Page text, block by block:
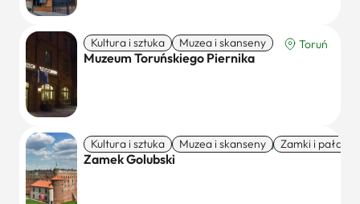
Kultura i sztuka Muzea i skanseny Toruń
Muzeum Toruńskiego Piernika
Kultura i sztuka Muzea i skanseny Zamki i pałace
Golub-Dobrzyń
Zamek Golubski